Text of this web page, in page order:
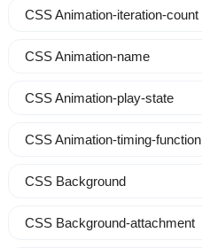
CSS Animation-iteration-count
CSS Animation-name
CSS Animation-play-state
CSS Animation-timing-function
CSS Background
CSS Background-attachment